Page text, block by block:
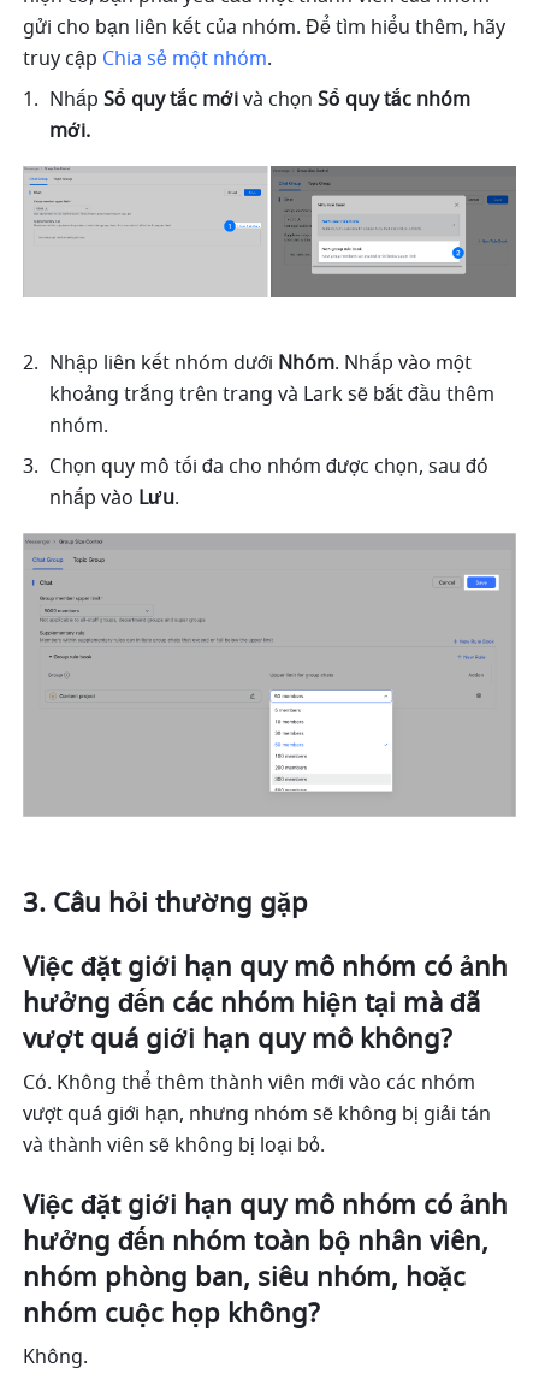
gửi cho bạn liên kết của nhóm. Để tìm hiểu thêm, hãy
truy cập Chia sẻ một nhóm.
Nhấp Sổ quy tắc mới và chọn Sổ quy tắc nhóm
mới.
Nhập liên kết nhóm dưới Nhóm. Nhấp vào một
khoảng trắng trên trang và Lark sẽ bắt đầu thêm
nhóm.
Chọn quy mô tối đa cho nhóm được chọn, sau đó
nhấp vào Lưu.
Câu hỏi thường gặp
Việc đặt giới hạn quy mô nhóm có ảnh
hưởng đến các nhóm hiện tại mà đã
vượt quá giới hạn quy mô không?
Có. Không thể thêm thành viên mới vào các nhóm
vượt quá giới hạn, nhưng nhóm sẽ không bị giải tán
và thành viên sẽ không bị loại bỏ.
Việc đặt giới hạn quy mô nhóm có ảnh
hưởng đến nhóm toàn bộ nhân viên,
nhóm phòng ban, siêu nhóm, hoặc
nhóm cuộc họp không?
Không.